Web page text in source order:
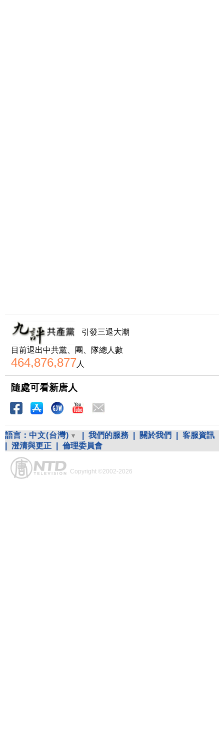
引發三退大潮
目前退出中共黨、團、隊總人數
464,876,877人
隨處可看新唐人
語言： 中文(台灣) 我們的服務 關於我們
客服資訊
澄清與更正 倫理委員會
Copyright ©2002-2026